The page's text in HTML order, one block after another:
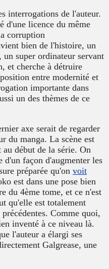
interrogations de l'auteur.
d'une licence du même
corruption
bien de l'histoire, un
super ordinateur servant
et cherche à détruire
entre modernité et
importante dans
un des thèmes de ce
axe serait de regarder
du manga. La scène est
début de la série. On
d'un façon d'augmenter les
préparée qu'on voit
est dans une pose bien
du 4ème tome, et ce n'est
qu'elle est totalement
Comme quoi,
inventé à ce niveau là.
l'auteur a élargi ses
Galgrease, une